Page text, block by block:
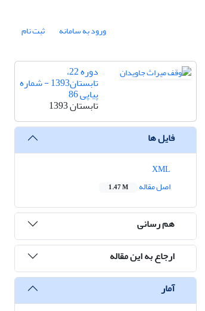
ورود به سامانه ثبت نام
دوره 22،
تابستان1393 - شماره
پیاپی 86
تابستان 1393
فایل ها
اصل مقاله
1.47 M
هم رسانی
ارجاع به این مقاله
آمار